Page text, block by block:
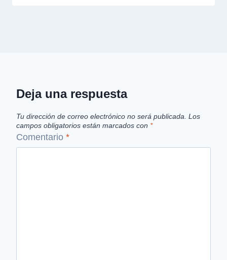
Deja una respuesta
Tu dirección de correo electrónico no será publicada. Los
campos obligatorios están marcados con *
Comentario *